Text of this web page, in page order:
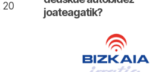
20
joateagatik?